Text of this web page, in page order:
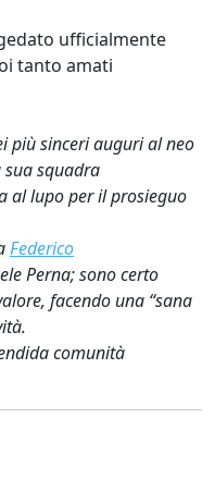
ufficialmente
tanto amati
più sinceri auguri al neo
squadra
al lupo per il prosieguo
Federico
Perna; sono certo
facendo una “sana
comunità